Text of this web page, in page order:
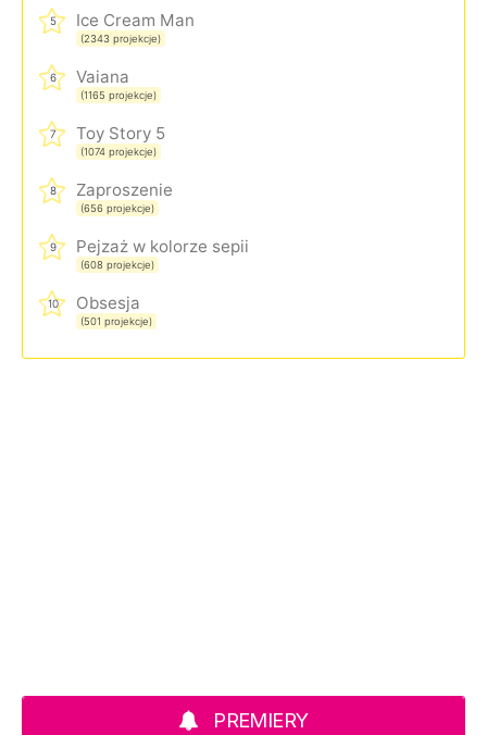
5 Ice Cream Man
(2343 projekcje)
6 Vaiana
(1165 projekcje)
7 Toy Story 5
(1074 projekcje)
8 Zaproszenie
(656 projekcje)
9 Pejzaż w kolorze sepii
(608 projekcje)
10 Obsesja
(501 projekcje)
PREMIERY